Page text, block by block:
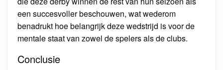
een succesvoller beschouwen, wat wederom
benadrukt hoe belangrijk deze wedstrijd is voor de
mentale staat van zowel de spelers als de clubs.
Conclusie